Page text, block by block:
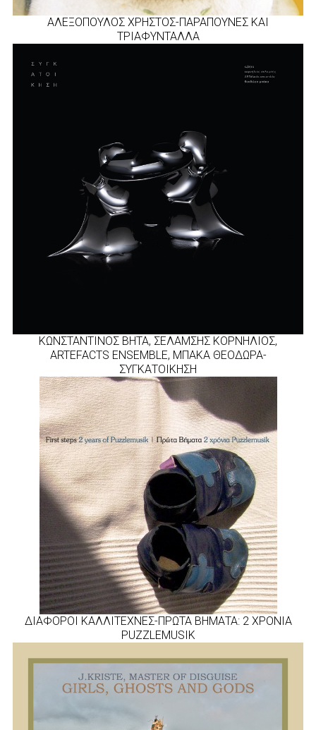
ΑΛΕΞΟΠΟΥΛΟΣ ΧΡΗΣΤΟΣ-ΠΑΡΑΠΟΥΝΕΣ ΚΑΙ
ΤΡΙΑΦΥΝΤΑΛΛΑ
KΩΝΣΤΑΝΤΙΝΟΣ ΒΗΤΑ, ΣΕΛΑΜΣΗΣ ΚΟΡΝΗΛΙΟΣ,
ARTEFACTS ENSEMBLE, ΜΠΑΚΑ ΘΕΟΔΩΡΑ-
ΣΥΓΚΑΤΟΙΚΗΣΗ
ΔΙΑΦΟΡΟΙ ΚΑΛΛΙΤΕΧΝΕΣ-ΠΡΩΤΑ ΒΗΜΑΤΑ: 2 ΧΡΟΝΙΑ
PUZZLEMUSIK